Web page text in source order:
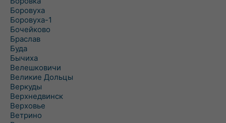
Боровуха
Боровуха-1
Бочейково
Браслав
Буда
Бычиха
Велешковичи
Великие Дольцы
Веркуды
Верхнедвинск
Верховье
Ветрино